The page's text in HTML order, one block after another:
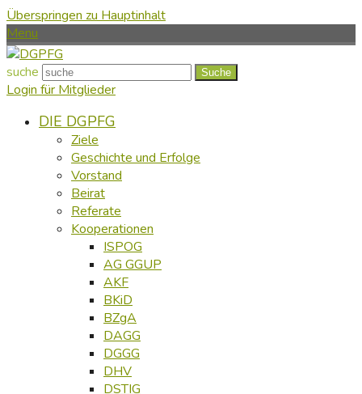
Überspringen zu Hauptinhalt
Menu
suche Suche
Login für Mitglieder
DIE DGPFG
Ziele
Geschichte und Erfolge
Vorstand
Beirat
Referate
Kooperationen
ISPOG
AG GGUP
AKF
BKiD
BZgA
DAGG
DGGG
DHV
DSTIG